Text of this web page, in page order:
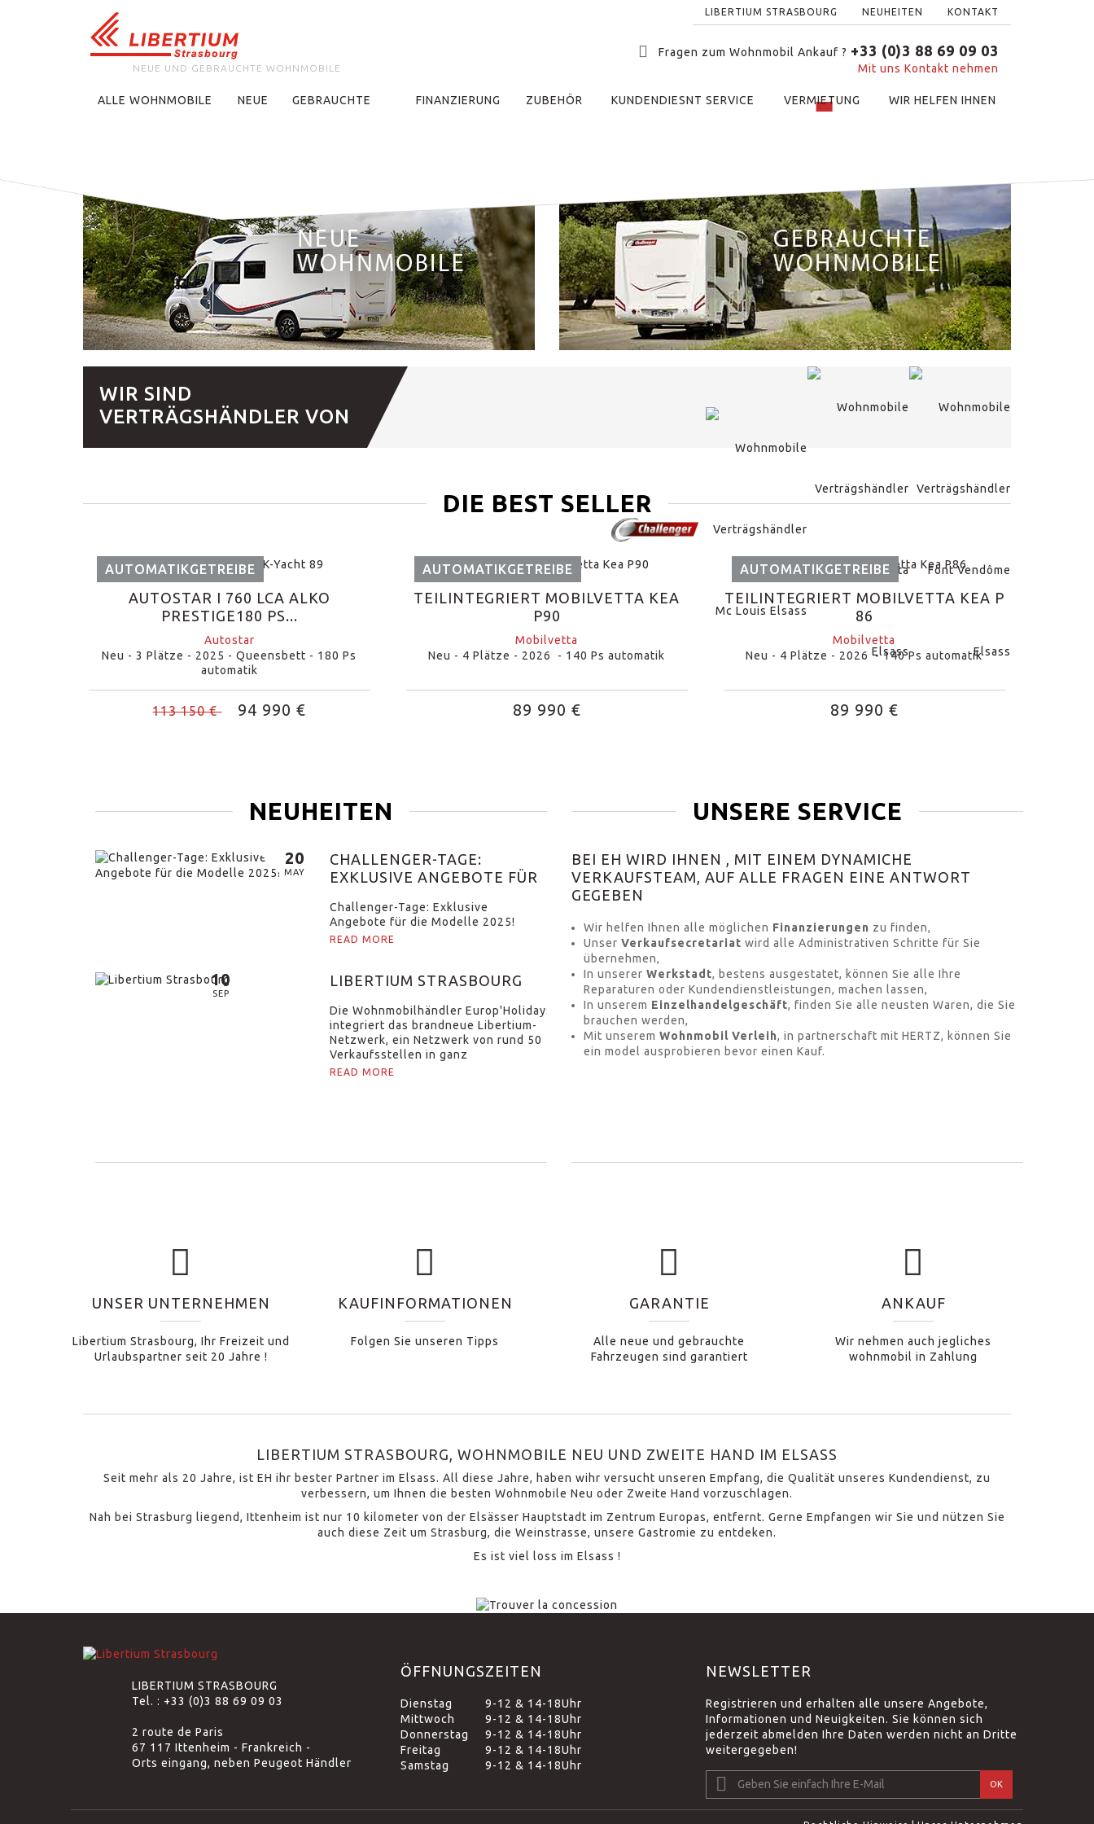
LIBERTIUM STRASBOURG NEUHEITEN KONTAKT
Fragen zum Wohnmobil Ankauf ? +33 (0)3 88 69 09 03
Mit uns Kontakt nehmen
NEUE UND GEBRAUCHTE WOHNMOBILE
ALLE WOHNMOBILE NEUE GEBRAUCHTE FINANZIERUNG ZUBEHÖR KUNDENDIESNT SERVICE VERMIETUNG WIR HELFEN IHNEN
WIR SIND
VERTRÄGSHÄNDLER VON
DIE BEST SELLER
AUTOMATIKGETREIBE
AUTOSTAR I 760 LCA ALKO
PRESTIGE180 PS...
Autostar
Neu - 3 Plätze - 2025 - Queensbett - 180 Ps
automatik
113 150 € 94 990 €
AUTOMATIKGETREIBE
TEILINTEGRIERT MOBILVETTA KEA
P90
Mobilvetta
Neu - 4 Plätze - 2026 - 140 Ps automatik
89 990 €
AUTOMATIKGETREIBE
TEILINTEGRIERT MOBILVETTA KEA P
86
Mobilvetta
Neu - 4 Plätze - 2026 - 140 Ps automatik
89 990 €
NEUHEITEN
20
MAY
CHALLENGER-TAGE:
EXKLUSIVE ANGEBOTE FÜR
Challenger-Tage: Exklusive
Angebote für die Modelle 2025!
READ MORE
10
SEP
LIBERTIUM STRASBOURG
Die Wohnmobilhändler Europ'Holidays
integriert das brandneue Libertium-
Netzwerk, ein Netzwerk von rund 50
Verkaufsstellen in ganz
Frankreich.Keine Sorge, das Team
READ MORE
UNSERE SERVICE
BEI EH WIRD IHNEN , MIT EINEM DYNAMICHE
VERKAUFSTEAM, AUF ALLE FRAGEN EINE ANTWORT
GEGEBEN
Wir helfen Ihnen alle möglichen Finanzierungen zu finden,
Unser Verkaufsecretariat wird alle Administrativen Schritte für Sie
übernehmen,
In unserer Werkstadt, bestens ausgestatet, können Sie alle Ihre
Reparaturen oder Kundendienstleistungen, machen lassen,
In unserem Einzelhandelgeschäft, finden Sie alle neusten Waren, die Sie
brauchen werden,
Mit unserem Wohnmobil Verleih, in partnerschaft mit HERTZ, können Sie
ein model ausprobieren bevor einen Kauf.
UNSER UNTERNEHMEN
Libertium Strasbourg, Ihr Freizeit und
Urlaubspartner seit 20 Jahre !
KAUFINFORMATIONEN
Folgen Sie unseren Tipps
GARANTIE
Alle neue und gebrauchte
Fahrzeugen sind garantiert
ANKAUF
Wir nehmen auch jegliches
wohnmobil in Zahlung
LIBERTIUM STRASBOURG, WOHNMOBILE NEU UND ZWEITE HAND IM ELSASS
Seit mehr als 20 Jahre, ist EH ihr bester Partner im Elsass. All diese Jahre, haben wihr versucht unseren Empfang, die Qualität unseres Kundendienst, zu
verbessern, um Ihnen die besten Wohnmobile Neu oder Zweite Hand vorzuschlagen.
Nah bei Strasburg liegend, Ittenheim ist nur 10 kilometer von der Elsässer Hauptstadt im Zentrum Europas, entfernt. Gerne Empfangen wir Sie und nützen Sie
auch diese Zeit um Strasburg, die Weinstrasse, unsere Gastromie zu entdeken.
Es ist viel loss im Elsass !
LIBERTIUM STRASBOURG
Tel. : +33 (0)3 88 69 09 03
2 route de Paris
67 117 Ittenheim - Frankreich -
Orts eingang, neben Peugeot Händler
ÖFFNUNGSZEITEN
Dienstag
9-12 & 14-18Uhr
Mittwoch
9-12 & 14-18Uhr
Donnerstag
9-12 & 14-18Uhr
Freitag
9-12 & 14-18Uhr
Samstag
9-12 & 14-18Uhr
NEWSLETTER
Registrieren und erhalten alle unsere Angebote,
Informationen und Neuigkeiten. Sie können sich
jederzeit abmelden Ihre Daten werden nicht an Dritte
weitergegeben!
OK